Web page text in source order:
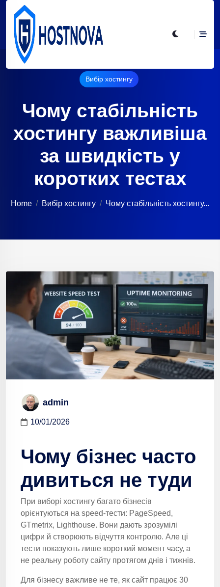
Вибір хостингу
Чому стабільність
хостингу важливіша
за швидкість у
коротких тестах
Home Вибір хостингу Чому стабільність хостингу...
admin
10/01/2026
Чому бізнес часто
дивиться не туди
При виборі хостингу багато бізнесів
орієнтуються на speed-тести: PageSpeed,
GTmetrix, Lighthouse. Вони дають зрозумілі
цифри й створюють відчуття контролю. Але ці
тести показують лише короткий момент часу, а
не реальну роботу сайту протягом днів і тижнів.
Для бізнесу важливе не те, як сайт працює 30